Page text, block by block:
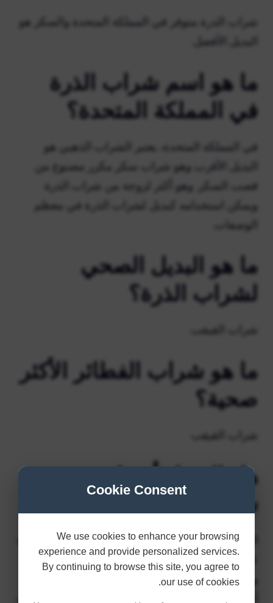
Cookie Consent
We use cookies to enhance your browsing
experience and provide personalized services.
By continuing to browse this site, you agree to
our use of cookies.
شراب الذرة متوفر في المملكة المتحدة والسكر هو
البديل الأفضل.
ما هو اسم شراب الذرة
في المملكة المتحدة؟
في المملكة المتحدة، يعتبر الشراب الذهبي هو
البديل الأقرب وهو شراب سكر مكرر مصنوع من
قصب السكر. وهو أكثر لزوجة من شراب الذرة
ويمكن استخدامه كبديل لشراب الذرة في معظم
الوصفات.
ما هو البديل الصحي
لشراب الذرة؟
شراب القيقب
ما هو شراب الفطائر الأكثر
صحية؟
شراب القيقب
هل العسل أفضل من
شراب الذرة؟
العسل له نفس التأثير على الجسم مثل شراب الذرة
عالي الفركتوز، وفقا لمقال جديد في مجلة التغذية.
وينطبق الشيء نفسه على سكر القصب، مما يعني